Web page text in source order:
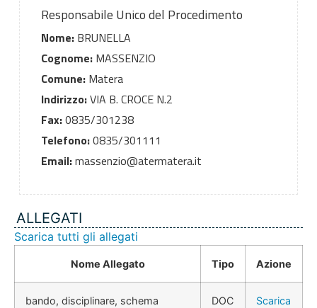
Responsabile Unico del Procedimento
Nome:BRUNELLA
Cognome:MASSENZIO
Comune:Matera
Indirizzo:VIA B. CROCE N.2
Fax:0835/301238
Telefono:0835/301111
Email:massenzio@atermatera.it
ALLEGATI
Scarica tutti gli allegati
Nome Allegato Tipo Azione
bando, disciplinare, schema
DOC Scarica